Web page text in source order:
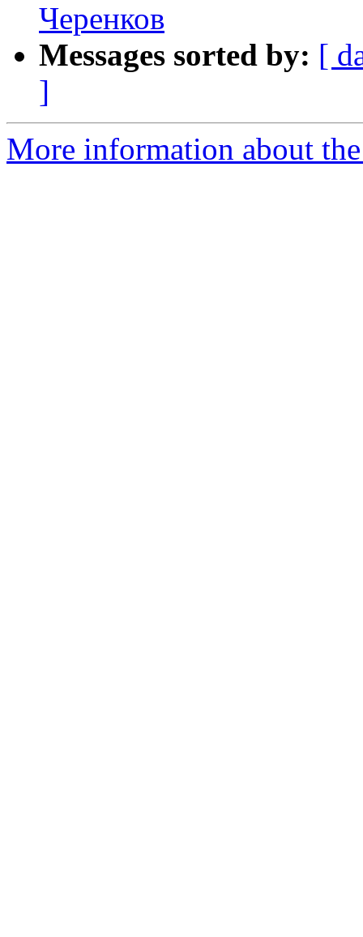
Черенков
Messages sorted by: [
]
More information about